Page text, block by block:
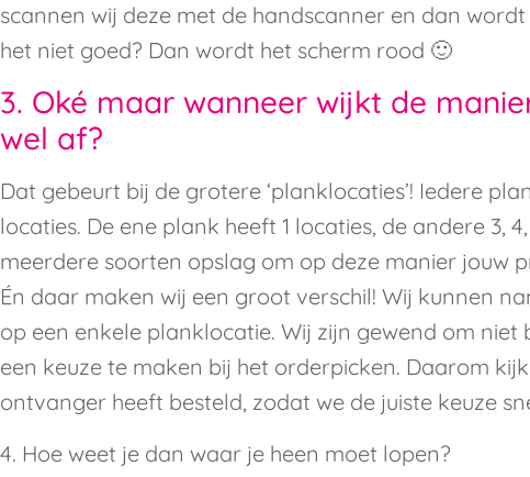
scannen wij deze met de handscanner en dan
het niet goed? Dan wordt het scherm rood 🙂
3. Oké maar wanneer wijkt de
wel af?
Dat gebeurt bij de grotere ‘planklocaties’! Iedere
locaties. De ene plank heeft 1 locaties, de andere 3,
meerdere soorten opslag om op deze manier jouw
Én daar maken wij een groot verschil! Wij kunnen
op een enkele planklocatie. Wij zijn gewend om
een keuze te maken bij het orderpicken. Daarom
ontvanger heeft besteld, zodat we de juiste keuze
4. Hoe weet je dan waar je heen moet lopen?